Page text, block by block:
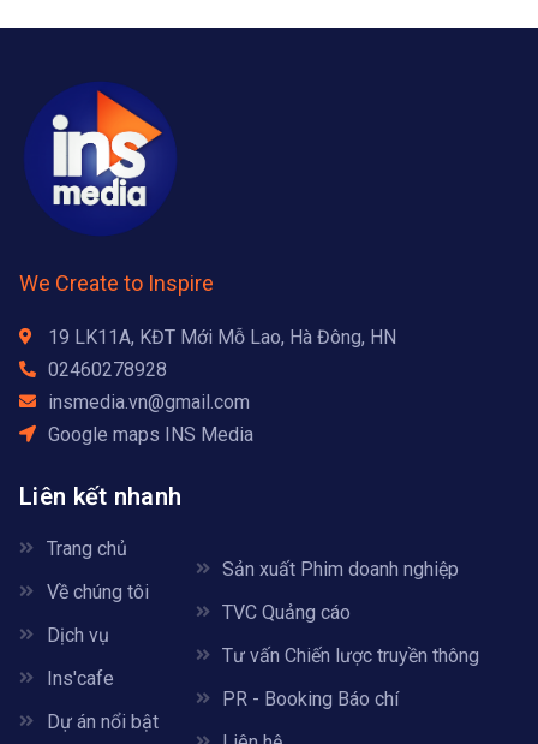
We Create to Inspire
19 LK11A, KĐT Mới Mỗ Lao, Hà Đông, HN
02460278928
insmedia.vn@gmail.com
Google maps INS Media
Liên kết nhanh
Trang chủ
Về chúng tôi
Dịch vụ
Ins'cafe
Dự án nổi bật
Sản xuất Phim doanh nghiệp
TVC Quảng cáo
Tư vấn Chiến lược truyền thông
PR - Booking Báo chí